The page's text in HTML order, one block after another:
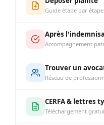
Guide étape par étape
Après
Accompagnement
Trouver un
Réseau de
CERFA & lettres
Téléchargement